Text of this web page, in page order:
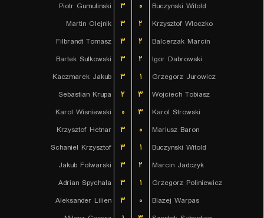
Piotr Gumulinski
۳ ۰
Buczynski Witold
Martin Olejnik
۳ ۲
Krzysztof Wloczko
Filbrandt Tomasz
۳ ۲
Balcerzak Marcin
Bartek Sulkowski
۳ ۲
Igor Dabrowski
Kaczmarek Jakub
۳ ۱
Grzegorz Jurowicz
Sebastian Krupa
۲ ۳
Wojciech Tobiasz
Karol Wisniewski
۰ ۳
Karol Strowski
Krzysztof Hetnar
۳ ۰
Mariusz Baron
Schaniel Krzysztof
۳ ۱
Buczynski Witold
Jakub Folwarski
۳ ۲
Marcin Jadczyk
Adrian Spychala
۳ ۱
Grzegorz Poliniewicz
Aleksander Lilien
۳ ۰
Blazej Warpas